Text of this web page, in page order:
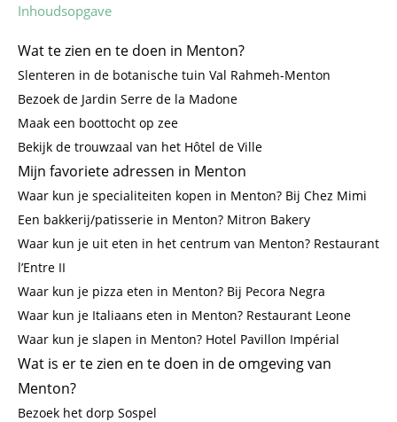
Inhoudsopgave
Wat te zien en te doen in Menton?
Slenteren in de botanische tuin Val Rahmeh-Menton
Bezoek de Jardin Serre de la Madone
Maak een boottocht op zee
Bekijk de trouwzaal van het Hôtel de Ville
Mijn favoriete adressen in Menton
Waar kun je specialiteiten kopen in Menton? Bij Chez Mimi
Een bakkerij/patisserie in Menton? Mitron Bakery
Waar kun je uit eten in het centrum van Menton? Restaurant
l’Entre II
Waar kun je pizza eten in Menton? Bij Pecora Negra
Waar kun je Italiaans eten in Menton? Restaurant Leone
Waar kun je slapen in Menton? Hotel Pavillon Impérial
Wat is er te zien en te doen in de omgeving van
Menton?
Bezoek het dorp Sospel